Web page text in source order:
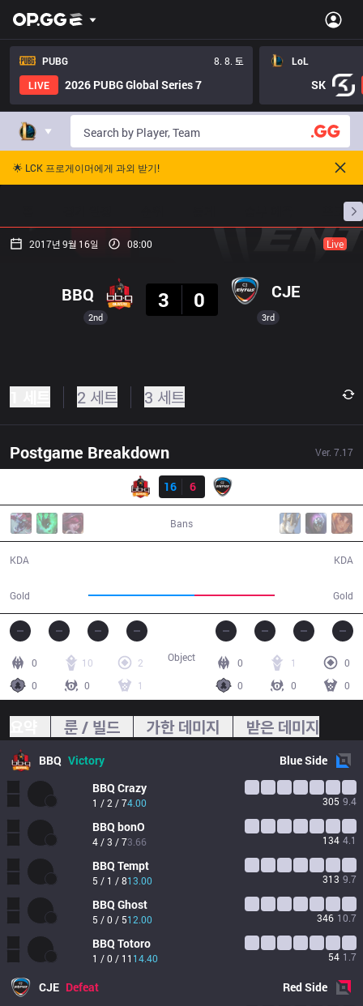
PUBG
8. 8. 토
LIVE
2026 PUBG Global Series 7
LoL
SK
🌟 LCK 프로게이머에게 과외 받기!
프로빌
2017년 9월 16일 08:00 Live
2nd
BBQ
3
0 CJE
3rd
2 세트 3 세트
Postgame Breakdown Ver. 7.17
16
6
Bans
KDA
Gold Gold
KDA
0 10
2
0
0 1
0 1
0
0
0 0
Object
룬 / 빌드 가한 데미지 받은 데미지
BBQ Victory BlueSide
BBQ Crazy
1 / 2 / 74.00 305 9.4
BBQ bonO
4 / 3 / 73.66 134 4.1
BBQ Tempt
5 / 1 / 813.00 313 9.7
BBQ Ghost
5 / 0 / 512.00 346 10.7
BBQ Totoro
1 / 0 / 11 14.40 54 1.7
CJE Defeat RedSide